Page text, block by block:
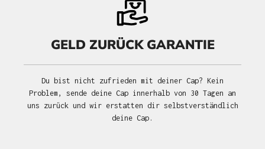
GELD ZURÜCK GARANTIE
Du bist nicht zufrieden mit deiner Cap? Kein
Problem, sende deine Cap innerhalb von 30 Tagen an
uns zurück und wir erstatten dir selbstverständlich
deine Cap.